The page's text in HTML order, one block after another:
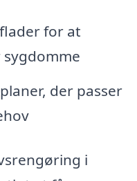
for at
der passer
i